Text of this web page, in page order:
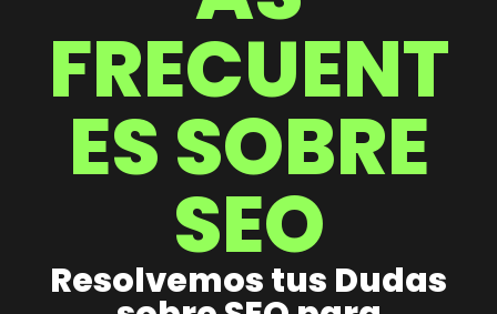
FRECUENT
ES SOBRE
SEO
Resolvemos tus Dudas